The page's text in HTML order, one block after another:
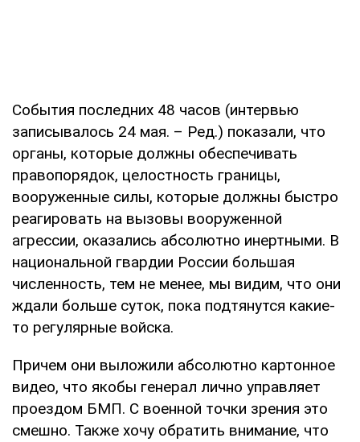
События последних 48 часов (интервью
записывалось 24 мая. – Ред.) показали, что
органы, которые должны обеспечивать
правопорядок, целостность границы,
вооруженные силы, которые должны быстро
реагировать на вызовы вооруженной
агрессии, оказались абсолютно инертными. В
национальной гвардии России большая
численность, тем не менее, мы видим, что они
ждали больше суток, пока подтянутся какие-
то регулярные войска.
Причем они выложили абсолютно картонное
видео, что якобы генерал лично управляет
проездом БМП. С военной точки зрения это
смешно. Также хочу обратить внимание, что